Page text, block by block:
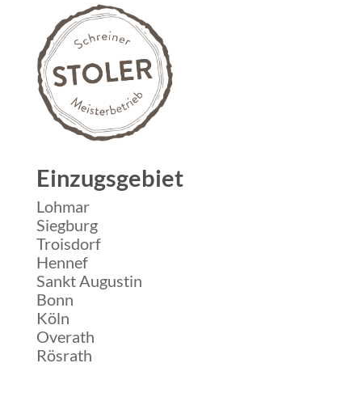
Einzugsgebiet
Lohmar
Siegburg
Troisdorf
Hennef
Sankt Augustin
Bonn
Köln
Overath
Rösrath